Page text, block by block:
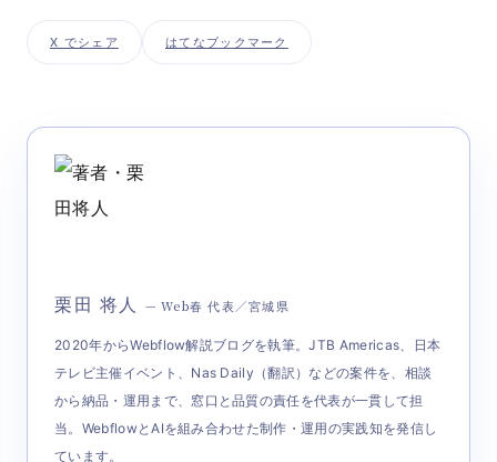
X でシェア はてなブックマーク
栗田 将人 — Web春 代表／宮城県
2020年からWebflow解説ブログを執筆。JTB Americas、日本
テレビ主催イベント、Nas Daily（翻訳）などの案件を、相談
から納品・運用まで、窓口と品質の責任を代表が一貫して担
当。WebflowとAIを組み合わせた制作・運用の実践知を発信し
ています。